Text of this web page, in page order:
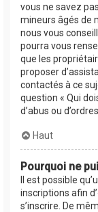
vous ne savez
mineurs âgés de
nous vous
pourra vous
que les
proposer
contactés à ce
question « Qui
d’abus ou
Haut
Pourquoi ne
Il est possible
inscriptions afin
s’inscrire. De